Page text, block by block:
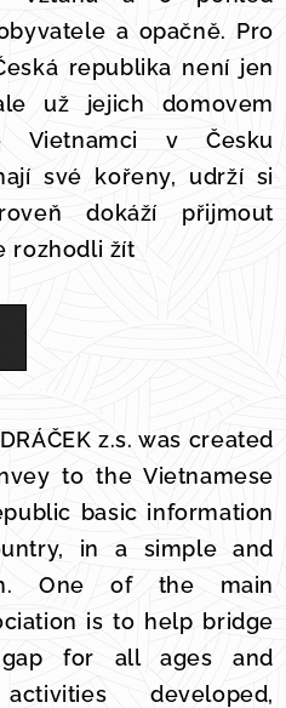
a opačně. Pro
republika není jen
už jejich domovem
Vietnamci v Česku
své kořeny, udrží si
dokáží přijmout
rozhodli žít
z.s. was created
to the Vietnamese
basic information
in a simple and
One of the main
is to help bridge
gap for all ages and
developed,